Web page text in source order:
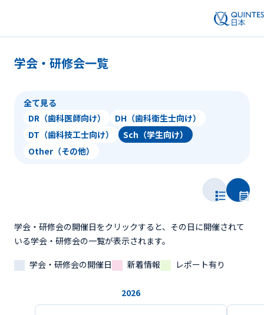
学会・研修会一覧
全て見る
DR（歯科医師向け）
DH（歯科衛生士向け）
DT（歯科技工士向け）
Sch（学生向け）
Other（その他）
学会・研修会の開催日をクリックすると、その日に開催されて
いる学会・研修会の一覧が表示されます。
学会・研修会の開催日
新着情報 レポート有り
2026